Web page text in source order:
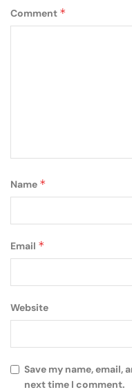
Comment *
Name *
Email *
Website
Save my name, email,
next time I comment.